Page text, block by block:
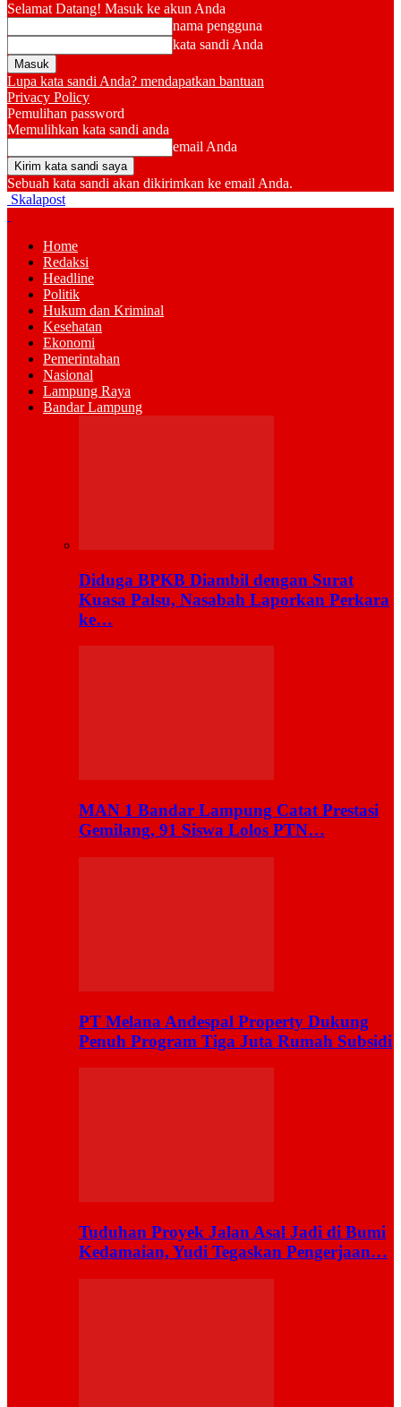
Selamat Datang! Masuk ke akun Anda
nama pengguna
kata sandi Anda
Lupa kata sandi Anda? mendapatkan bantuan
Privacy Policy
Pemulihan password
Memulihkan kata sandi anda
email Anda
Sebuah kata sandi akan dikirimkan ke email Anda.
Skalapost
Home
Redaksi
Headline
Politik
Hukum dan Kriminal
Kesehatan
Ekonomi
Pemerintahan
Nasional
Lampung Raya
Bandar Lampung
Diduga BPKB Diambil dengan Surat
Kuasa Palsu, Nasabah Laporkan Perkara
ke…
MAN 1 Bandar Lampung Catat Prestasi
Gemilang, 91 Siswa Lolos PTN…
PT Melana Andespal Property Dukung
Penuh Program Tiga Juta Rumah Subsidi
Tuduhan Proyek Jalan Asal Jadi di Bumi
Kedamaian, Yudi Tegaskan Pengerjaan…